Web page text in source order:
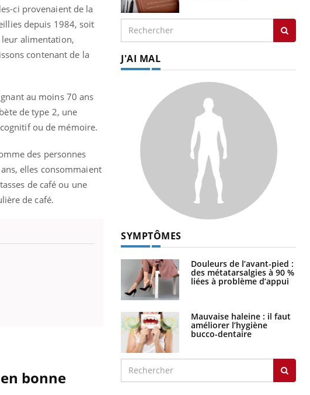
ci provenaient de la
depuis 1984, soit
alimentation,
contenant de la
au moins 70 ans
de type 2, une
ou de mémoire.
des personnes
elles consommaient
de café ou une
de café.
bonne
J'AI MAL
SYMPTÔMES
Douleurs de l’avant-pied :
des métatarsalgies à 90 %
liées à problème d’appui
Mauvaise haleine : il faut
améliorer l’hygiène
bucco-dentaire